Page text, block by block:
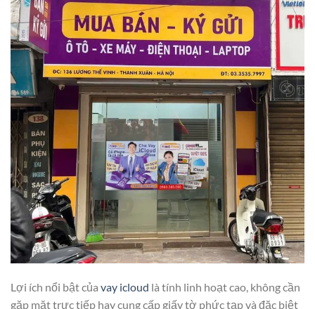
Lợi ích nổi bật của vay icloud là tính linh hoạt cao, không cần
gặp mặt trực tiếp hay cung cấp giấy tờ phức tạp và đặc biệt